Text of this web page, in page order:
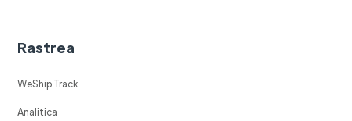
Rastrea
WeShip Track
Analitica